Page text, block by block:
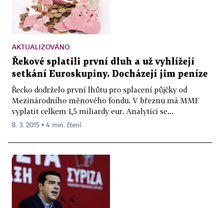
AKTUALIZOVÁNO
Řekové splatili první dluh a už vyhlížejí
setkání Euroskupiny. Docházejí jim peníze
Řecko dodrželo první lhůtu pro splacení půjčky od
Mezinárodního měnového fondu. V březnu má MMF
vyplatit celkem 1,5 miliardy eur. Analytici se...
8. 3. 2015 ▪ 4 min. čtení